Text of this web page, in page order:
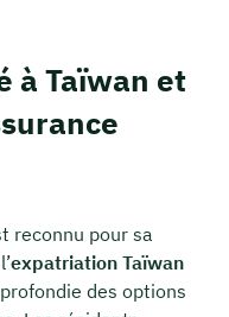
à Taïwan et
reconnu pour sa
expatriation Taïwan
des options